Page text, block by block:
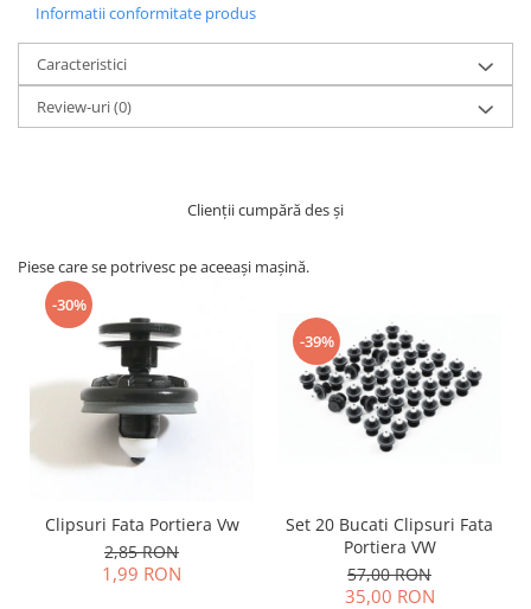
Informatii conformitate produs
Caracteristici
Review-uri(0)
Clienții cumpără des și
Piese care se potrivesc pe aceeași mașină.
-30%
Clipsuri Fata Portiera Vw
2,85 RON
1,99 RON
-39%
Set 20 Bucati Clipsuri Fata
Portiera VW
57,00 RON
35,00 RON